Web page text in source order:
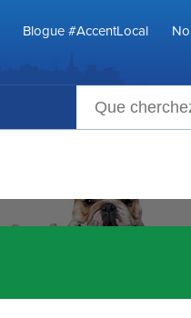
Blogue #AccentLocal